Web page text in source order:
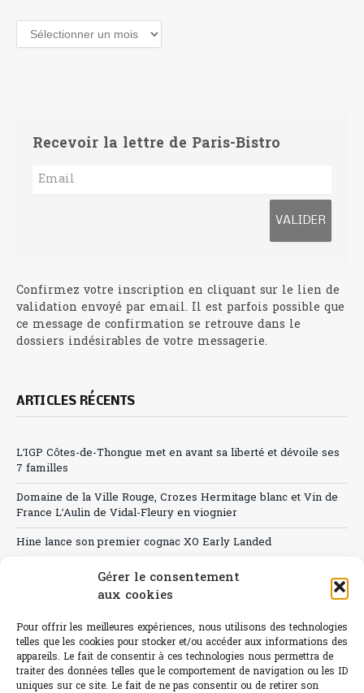
Gérer le consentement
aux cookies
Pour offrir les meilleures expériences, nous utilisons des technologies
telles que les cookies pour stocker et/ou accéder aux informations des
appareils. Le fait de consentir à ces technologies nous permettra de
traiter des données telles que le comportement de navigation ou les ID
uniques sur ce site. Le fait de ne pas consentir ou de retirer son
Archives
Recevoir la lettre de Paris-Bistro
Confirmez votre inscription en cliquant sur le lien de
validation envoyé par email. Il est parfois possible que
ce message de confirmation se retrouve dans le
dossiers indésirables de votre messagerie.
ARTICLES RÉCENTS
L’IGP Côtes-de-Thongue met en avant sa liberté et dévoile ses
7 familles
Domaine de la Ville Rouge, Crozes Hermitage blanc et Vin de
France L’Aulin de Vidal-Fleury en viognier
Hine lance son premier cognac XO Early Landed
Canicule : A quand le CHR à « l’heure espagnole » ?
Sélection de rosés 2026